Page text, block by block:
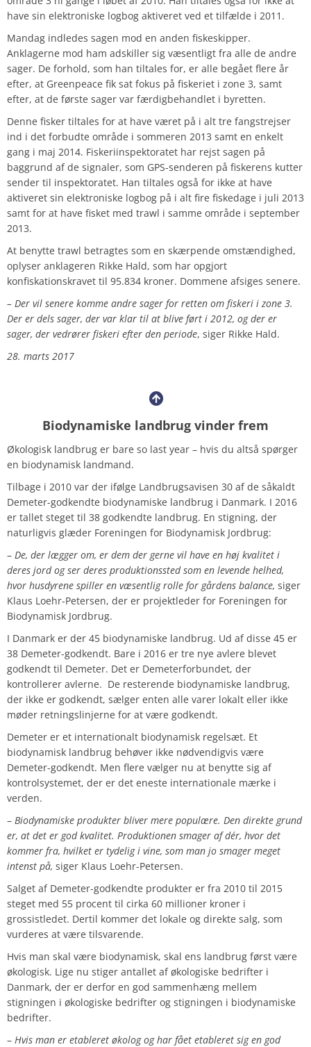
have sin elektroniske logbog aktiveret ved et tilfælde i 2011.
Mandag indledes sagen mod en anden fiskeskipper.
Anklagerne mod ham adskiller sig væsentligt fra alle de andre
sager. De forhold, som han tiltales for, er alle begået flere år
efter, at Greenpeace fik sat fokus på fiskeriet i zone 3, samt
efter, at de første sager var færdigbehandlet i byretten.
Denne fisker tiltales for at have været på i alt tre fangstrejser
ind i det forbudte område i sommeren 2013 samt en enkelt
gang i maj 2014. Fiskeriinspektoratet har rejst sagen på
baggrund af de signaler, som GPS-senderen på fiskerens kutter
sender til inspektoratet. Han tiltales også for ikke at have
aktiveret sin elektroniske logbog på i alt fire fiskedage i juli 2013
samt for at have fisket med trawl i samme område i september
2013.
At benytte trawl betragtes som en skærpende omstændighed,
oplyser anklageren Rikke Hald, som har opgjort
konfiskationskravet til 95.834 kroner. Dommene afsiges senere.
– Der vil senere komme andre sager for retten om fiskeri i zone 3.
Der er dels sager, der var klar til at blive ført i 2012, og der er
sager, der vedrører fiskeri efter den periode, siger Rikke Hald.
28. marts 2017
Biodynamiske landbrug vinder frem
Økologisk landbrug er bare so last year – hvis du altså spørger
en biodynamisk landmand.
Tilbage i 2010 var der ifølge Landbrugsavisen 30 af de såkaldt
Demeter-godkendte biodynamiske landbrug i Danmark. I 2016
er tallet steget til 38 godkendte landbrug. En stigning, der
naturligvis glæder Foreningen for Biodynamisk Jordbrug:
– De, der lægger om, er dem der gerne vil have en høj kvalitet i
deres jord og ser deres produktionssted som en levende helhed,
hvor husdyrene spiller en væsentlig rolle for gårdens balance, siger
Klaus Loehr-Petersen, der er projektleder for Foreningen for
Biodynamisk Jordbrug.
I Danmark er der 45 biodynamiske landbrug. Ud af disse 45 er
38 Demeter-godkendt. Bare i 2016 er tre nye avlere blevet
godkendt til Demeter. Det er Demeterforbundet, der
kontrollerer avlerne. De resterende biodynamiske landbrug,
der ikke er godkendt, sælger enten alle varer lokalt eller ikke
møder retningslinjerne for at være godkendt.
Demeter er et internationalt biodynamisk regelsæt. Et
biodynamisk landbrug behøver ikke nødvendigvis være
Demeter-godkendt. Men flere vælger nu at benytte sig af
kontrolsystemet, der er det eneste internationale mærke i
verden.
– Biodynamiske produkter bliver mere populære. Den direkte grund
er, at det er god kvalitet. Produktionen smager af dér, hvor det
kommer fra, hvilket er tydelig i vine, som man jo smager meget
intenst på, siger Klaus Loehr-Petersen.
Salget af Demeter-godkendte produkter er fra 2010 til 2015
steget med 55 procent til cirka 60 millioner kroner i
grossistledet. Dertil kommer det lokale og direkte salg, som
vurderes at være tilsvarende.
Hvis man skal være biodynamisk, skal ens landbrug først være
økologisk. Lige nu stiger antallet af økologiske bedrifter i
Danmark, der er derfor en god sammenhæng mellem
stigningen i økologiske bedrifter og stigningen i biodynamiske
bedrifter.
– Hvis man er etableret økolog og har fået etableret sig en god